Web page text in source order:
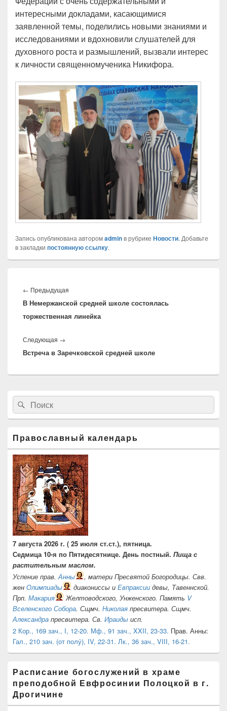
интересными докладами, касающимися
заявленной темы, поделились новыми знаниями и
исследованиями и вдохновили слушателей для
духовного роста и размышлений, вызвали интерес
к личности священномученика Никифора.
Запись опубликована авторомadminв рубрике Новости. Добавьте
в закладки постоянную ссылку.
по
записям
← Предыдущая
запись:
В Немержанской средней школе состоялась
торжественная линейка
Следующая →
запись:
Встреча в Заречковской средней школе
Область
основной
боковой
панели
Найти:Поиск
Православный календарь
7 августа 2026 г. ( 25 июля ст.ст.), пятница.
Седмица 10-я по Пятидесятнице. День постный. Пища с
растительным маслом.
Успение прав.Анны
, матери Пресвятой Богородицы. Свв.
жен Олимпиады диакониссы и Евпраксии девы, Тавеннской.
Прп. Макария Желтоводского, Унженского. Память V
Вселенского Собора. Сщмч. Николая пресвитера. Сщмч.
Александра пресвитера. Св. Ираиды исп.
2 Кор., 169 зач., I, 12-20. Мф., 91 зач., XXII, 23-33. Прав. Анны:
Гал., 210 зач. (от полу́), IV, 22-31. Лк., 36 зач., VIII, 16-21.
Расписание богослужений в храме
преподобной Евфросинии Полоцкой в г.
Дрогичине